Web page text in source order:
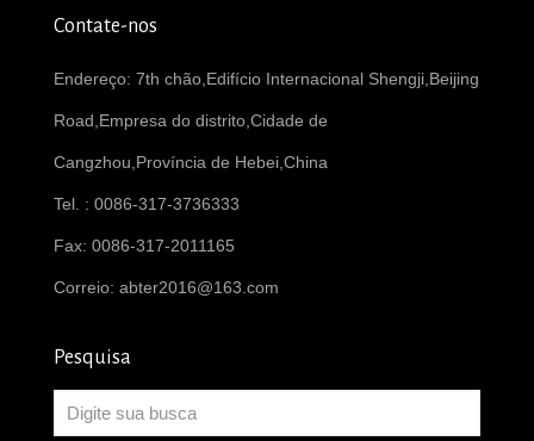
Contate-nos
Endereço: 7th chão,Edifício Internacional Shengji,Beijing
Road,Empresa do distrito,Cidade de
Cangzhou,Província de Hebei,China
Tel. : 0086-317-3736333
Fax: 0086-317-2011165
Correio: abter2016@163.com
Pesquisa